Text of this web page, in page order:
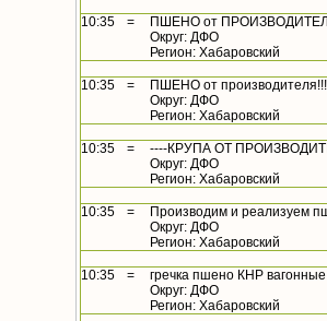
10:35 =
ПШЕНО от
Округ: ДФО
Регион: Хабаровский
10:35 =
ПШЕНО от производителя!!!
Округ: ДФО
Регион: Хабаровский
10:35 =
----КРУПА ОТ
Округ: ДФО
Регион: Хабаровский
10:35 =
Производим и реализуем
Округ: ДФО
Регион: Хабаровский
10:35 =
гречка пшено КНР вагонные
Округ: ДФО
Регион: Хабаровский